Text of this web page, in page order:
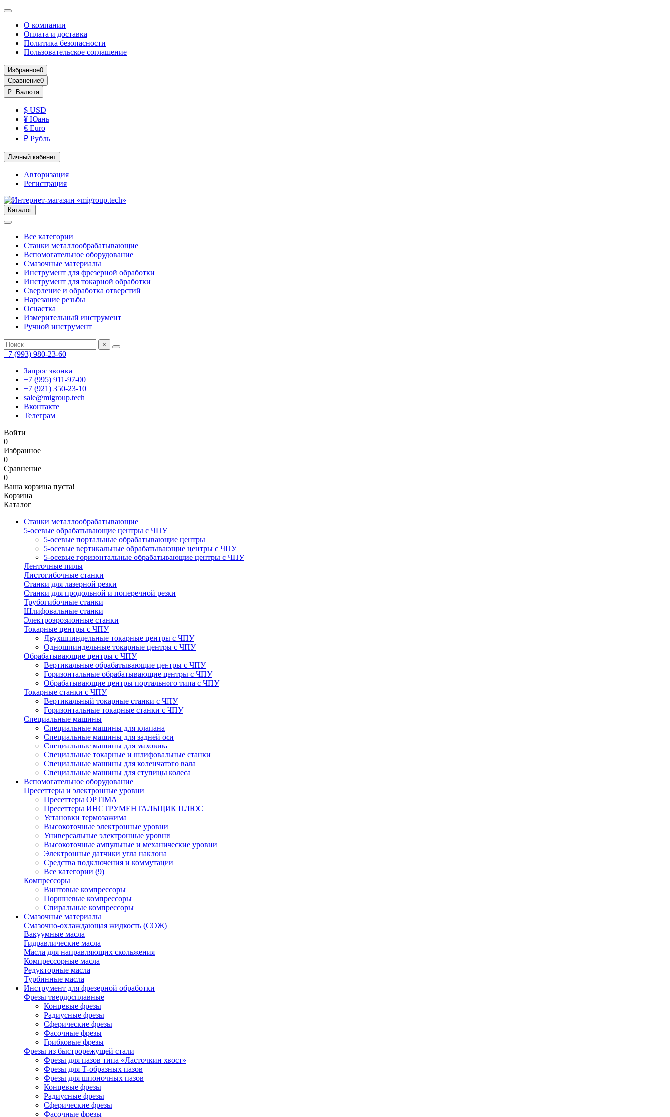
О компании
Оплата и доставка
Политика безопасности
Пользовательское соглашение
Избранное0
Сравнение0
₽. Валюта
$ USD
¥ Юань
€ Euro
₽ Рубль
Личный кабинет
Авторизация
Регистрация
Каталог
Все категории
Станки металлообрабатывающие
Вспомогательное оборудование
Смазочные материалы
Инструмент для фрезерной обработки
Инструмент для токарной обработки
Сверление и обработка отверстий
Нарезание резьбы
Оснастка
Измерительный инструмент
Ручной инструмент
×
+7 (993) 980-23-60
Запрос звонка
+7 (995) 911-97-00
+7 (921) 350-23-10
sale@migroup.tech
Вконтакте
Телеграм
Войти
0
Избранное
0
Сравнение
0
Ваша корзина пуста!
Корзина
Каталог
Станки металлообрабатывающие
5-осевые обрабатывающие центры с ЧПУ
5-осевые портальные обрабатывающие центры
5-осевые вертикальные обрабатывающие центры с ЧПУ
5-осевые горизонтальные обрабатывающие центры с ЧПУ
Ленточные пилы
Листогибочные станки
Станки для лазерной резки
Станки для продольной и поперечной резки
Трубогибочные станки
Шлифовальные станки
Электроэрозионные станки
Токарные центры с ЧПУ
Двухшпиндельные токарные центры с ЧПУ
Одношпиндельные токарные центры с ЧПУ
Обрабатывающие центры с ЧПУ
Вертикальные обрабатывающие центры с ЧПУ
Горизонтальные обрабатывающие центры с ЧПУ
Обрабатывающие центры портального типа с ЧПУ
Токарные станки с ЧПУ
Вертикальный токарные станки с ЧПУ
Горизонтальные токарные станки с ЧПУ
Специальные машины
Специальные машины для клапана
Специальные машины для задней оси
Специальные машины для маховика
Специальные токарные и шлифовальные станки
Специальные машины для коленчатого вала
Специальные машины для ступицы колеса
Вспомогательное оборудование
Пресеттеры и электронные уровни
Пресеттеры OPTIMA
Пресеттеры ИНСТРУМЕНТАЛЬЩИК ПЛЮС
Установки термозажима
Высокоточные электронные уровни
Универсальные электронные уровни
Высокоточные ампульные и механические уровни
Электронные датчики угла наклона
Средства подключения и коммутации
Все категории (9)
Компрессоры
Винтовые компрессоры
Поршневые компрессоры
Спиральные компрессоры
Смазочные материалы
Смазочно-охлаждающая жидкость (СОЖ)
Вакуумные масла
Гидравлические масла
Масла для направляющих скольжения
Компрессорные масла
Редукторные масла
Турбинные масла
Инструмент для фрезерной обработки
Фрезы твердосплавные
Концевые фрезы
Радиусные фрезы
Сферические фрезы
Фасочные фрезы
Грибковые фрезы
Фрезы из быстрорежущей стали
Фрезы для пазов типа «Ласточкин хвост»
Фрезы для Т-образных пазов
Фрезы для шпоночных пазов
Концевые фрезы
Радиусные фрезы
Сферические фрезы
Фасочные фрезы